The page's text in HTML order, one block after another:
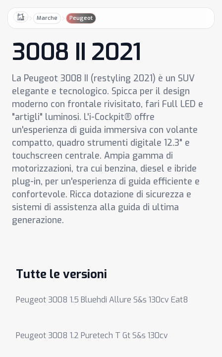
HomeMarche Peugeot
3008 II 2021
La Peugeot 3008 II (restyling 2021) è un SUV
elegante e tecnologico. Spicca per il design
moderno con frontale rivisitato, fari Full LED e
"artigli" luminosi. L'i-Cockpit® offre
un'esperienza di guida immersiva con volante
compatto, quadro strumenti digitale 12.3" e
touchscreen centrale. Ampia gamma di
motorizzazioni, tra cui benzina, diesel e ibride
plug-in, per un'esperienza di guida efficiente e
confortevole. Ricca dotazione di sicurezza e
sistemi di assistenza alla guida di ultima
generazione.
Tutte le versioni
Peugeot 3008 1.5 Bluehdi Allure S&s 130cv Eat8
Peugeot 3008 1.2 Puretech T Gt S&s 130cv